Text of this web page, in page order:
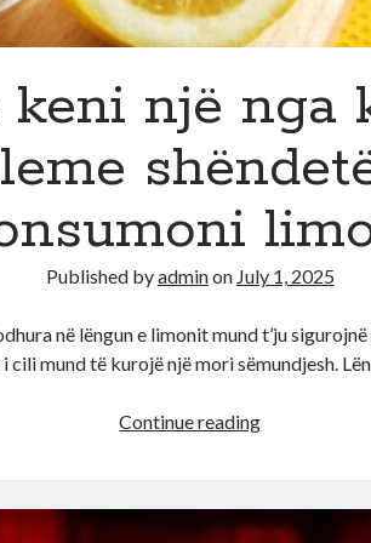
Kollovarit
keni një nga
Published byadminon July 1, 2025
në lëngun e limonit mund t’ju
cili mund të kurojë një mori sëmundjesh.
Continue readingNëse
nga
këto